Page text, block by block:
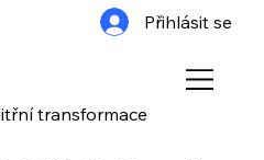
transformace
Přihlásit se